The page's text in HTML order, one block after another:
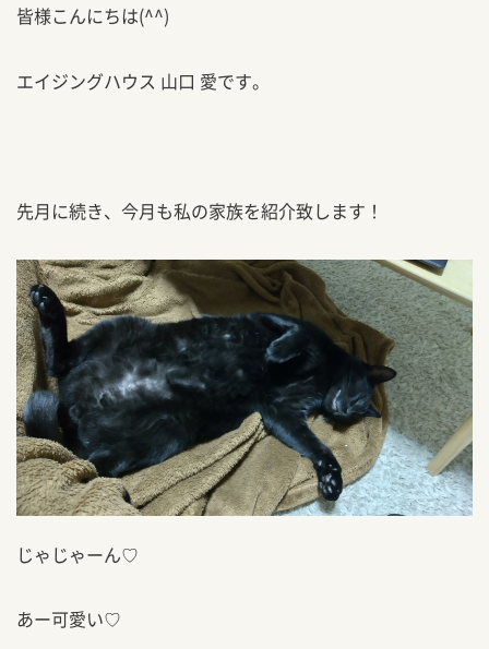
皆様こんにちは(^^)
エイジングハウス 山口 愛です。
先月に続き、今月も私の家族を紹介致します！
じゃじゃーん♡
あー可愛い♡